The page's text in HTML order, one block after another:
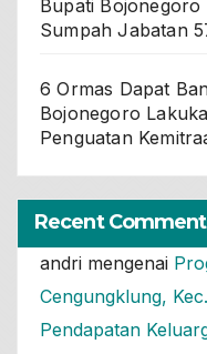
Bupati
Sumpah Jabatan
6 Ormas Dapat
Bojonegoro
Penguatan
Recent
andri mengenai
Cengungklung,
Pendapatan